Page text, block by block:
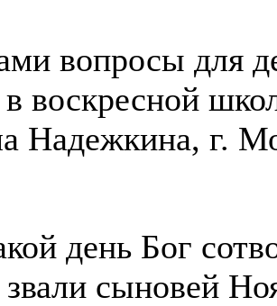
вопросы для
воскресной
Надежкина, г.
день Бог
сыновей